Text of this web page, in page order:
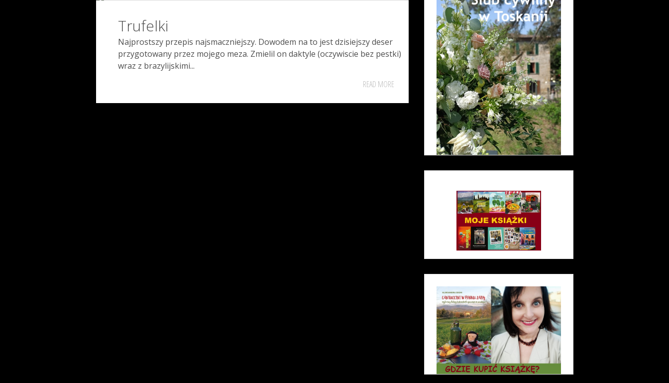
Trufelki
Najprostszy przepis najsmaczniejszy. Dowodem na to jest dzisiejszy deser
przygotowany przez mojego meza. Zmielil on daktyle (oczywiscie bez pestki)
wraz z brazylijskimi...
READ MORE